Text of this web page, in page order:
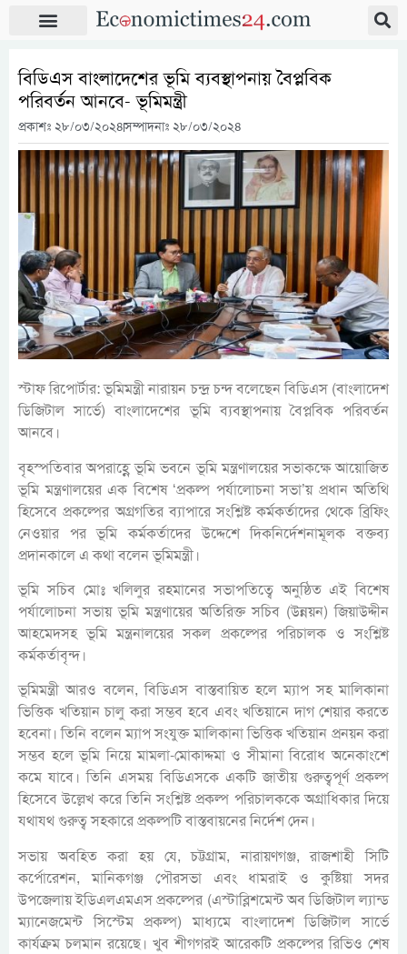
বিডিএস বাংলাদেশের ভূমি ব্যবস্থাপনায় বৈপ্লবিক
পরিবর্তন আনবে- ভূমিমন্ত্রী
প্রকাশঃ ২৮/০৩/২০২৪সম্পাদনাঃ ২৮/০৩/২০২৪
স্টাফ রিপোর্টার: ভূমিমন্ত্রী নারায়ন চন্দ্র চন্দ বলেছেন বিডিএস (বাংলাদেশ
ডিজিটাল সার্ভে) বাংলাদেশের ভূমি ব্যবস্থাপনায় বৈপ্লবিক পরিবর্তন
আনবে।
বৃহস্পতিবার অপরাহ্ণে ভূমি ভবনে ভূমি মন্ত্রণালয়ের সভাকক্ষে আয়োজিত
ভূমি মন্ত্রণালয়ের এক বিশেষ ‘প্রকল্প পর্যালোচনা সভা’য় প্রধান অতিথি
হিসেবে প্রকল্পের অগ্রগতির ব্যাপারে সংশ্লিষ্ট কর্মকর্তাদের থেকে ব্রিফিং
নেওয়ার পর ভূমি কর্মকর্তাদের উদ্দেশে দিকনির্দেশনামূলক বক্তব্য
প্রদানকালে এ কথা বলেন ভূমিমন্ত্রী।
ভূমি সচিব মোঃ খলিলুর রহমানের সভাপতিত্বে অনুষ্ঠিত এই বিশেষ
পর্যালোচনা সভায় ভূমি মন্ত্রণায়ের অতিরিক্ত সচিব (উন্নয়ন) জিয়াউদ্দীন
আহমেদসহ ভূমি মন্ত্রনালয়ের সকল প্রকল্পের পরিচালক ও সংশ্লিষ্ট
কর্মকর্তাবৃন্দ।
ভূমিমন্ত্রী আরও বলেন, বিডিএস বাস্তবায়িত হলে ম্যাপ সহ মালিকানা
ভিত্তিক খতিয়ান চালু করা সম্ভব হবে এবং খতিয়ানে দাগ শেয়ার করতে
হবেনা। তিনি বলেন ম্যাপ সংযুক্ত মালিকানা ভিত্তিক খতিয়ান প্রনয়ন করা
সম্ভব হলে ভূমি নিয়ে মামলা-মোকাদ্দমা ও সীমানা বিরোধ অনেকাংশে
কমে যাবে। তিনি এসময় বিডিএসকে একটি জাতীয় গুরুত্বপূর্ণ প্রকল্প
হিসেবে উল্লেখ করে তিনি সংশ্লিষ্ট প্রকল্প পরিচালককে অগ্রাধিকার দিয়ে
যথাযথ গুরুত্ব সহকারে প্রকল্পটি বাস্তবায়নের নির্দেশ দেন।
সভায় অবহিত করা হয় যে, চট্টগ্রাম, নারায়ণগঞ্জ, রাজশাহী সিটি
কর্পোরেশন, মানিকগঞ্জ পৌরসভা এবং ধামরাই ও কুষ্টিয়া সদর
উপজেলায় ইডিএলএমএস প্রকল্পের (এস্টাব্লিশমেন্ট অব ডিজিটাল ল্যান্ড
ম্যানেজমেন্ট সিস্টেম প্রকল্প) মাধ্যমে বাংলাদেশ ডিজিটাল সার্ভে
কার্যক্রম চলমান রয়েছে। খুব শীগগরই আরেকটি প্রকল্পের রিভিও শেষ